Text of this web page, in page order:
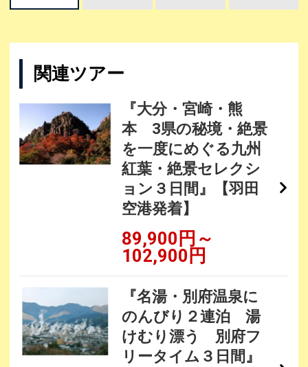
関連ツアー
『大分・宮崎・熊
本 3県の秘境・絶景
を一度にめぐる九州
紅葉・絶景セレクシ
ョン３日間』【羽田
空港発着】
89,900円～
102,900円
『名湯・別府温泉に
のんびり２連泊 湯
けむり漂う 別府フ
リータイム３日間』